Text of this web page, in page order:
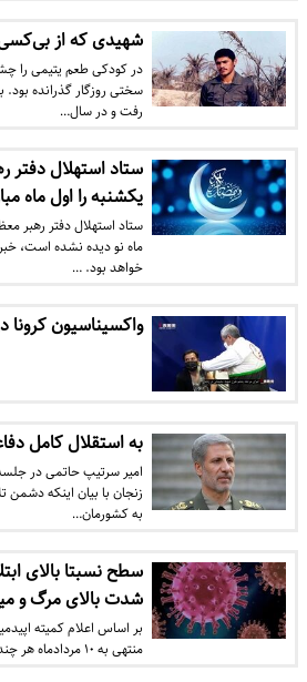
شهیدی که از
در کودکی طعم یتیمی را
سختی روزگار گذرانده
رفت و در سال…
ستاد استهلال دفتر
یکشنبه را اول ماه
ستاد استهلال دفتر رهبر
ماه نو دیده نشده است،
خواهد بود. …
واکسیناسیون کرونا در
به استقلال کامل
امیر سرتیپ حاتمی در
زنجان ‌با بیان اینکه
به کشورمان…
سطح نسبتا بالای
شدت بالای مرگ و میر در
منتهی به ۱۰ مردادماه هر چند که موارد ابتلا و مرگ ناشی از…